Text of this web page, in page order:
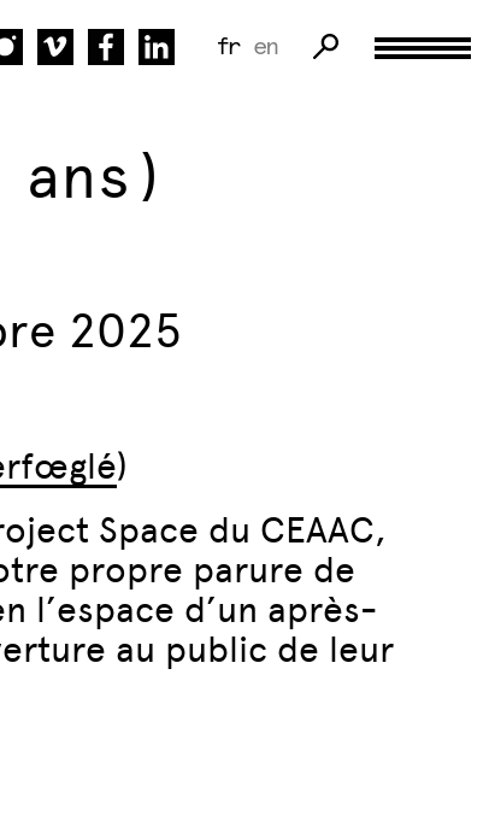
fr en
2025
)
Space du CEAAC,
propre parure de
l’espace d’un après-
au public de leur